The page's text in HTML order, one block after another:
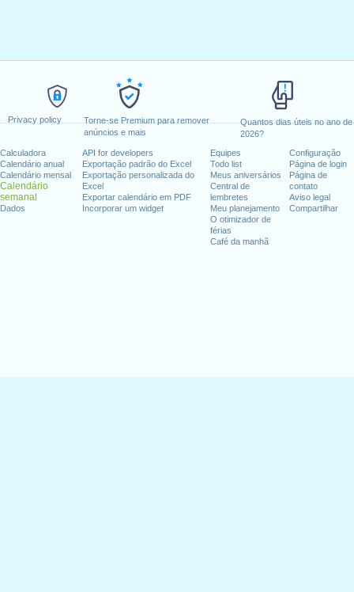
Privacy policy
Torne-se Premium para remover
anúncios e mais
Quantos dias úteis no ano de
2026?
Calculadora
Calendário anual
Calendário mensal
Calendário
semanal
Dados
API for developers
Exportação padrão do Excel
Exportação personalizada do
Excel
Exportar calendário em PDF
Incorporar um widget
Equipes
Todo list
Meus aniversários
Central de
lembretes
Meu planejamento
O otimizador de
férias
Café da manhã
Configuração
Página de login
Página de
contato
Aviso legal
Compartilhar